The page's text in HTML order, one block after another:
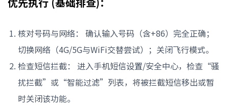
核对号码与网络： 确认输入号码（含+86）完全正确；
切换网络（4G/5G与WiFi交替尝试）；关闭飞行模式。
检查短信拦截： 进入手机短信设置/安全中心，检查“骚
扰拦截”或“智能过滤”列表，将被拦截短信移出或暂
时关闭该功能。